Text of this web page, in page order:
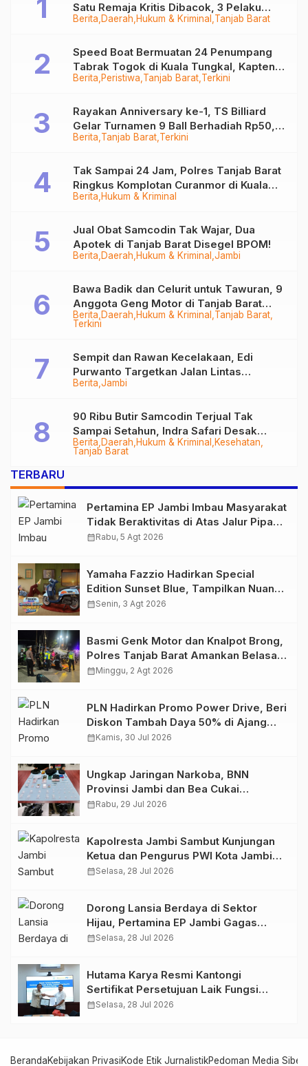
Berita Daerah Hukum & Kriminal Tanjab Barat
Satu Remaja Kritis Dibacok, 3 Pelaku
Ditangkap
Berita Peristiwa Tanjab Barat Terkini
Speed Boat Bermuatan 24 Penumpang
Tabrak Togok di Kuala Tungkal, Kapten
Sempat Hilang
Berita Tanjab Barat Terkini
Rayakan Anniversary ke-1, TS Billiard
Gelar Turnamen 9 Ball Berhadiah Rp50,8
Juta
Berita Hukum & Kriminal
Tak Sampai 24 Jam, Polres Tanjab Barat
Ringkus Komplotan Curanmor di Kuala
Tungkal
Berita Daerah Hukum & Kriminal Jambi
Jual Obat Samcodin Tak Wajar, Dua
Apotek di Tanjab Barat Disegel BPOM!
Berita Daerah Hukum & Kriminal Tanjab Barat
Terkini
Bawa Badik dan Celurit untuk Tawuran, 9
Anggota Geng Motor di Tanjab Barat
Diringkus
Berita Jambi
Sempit dan Rawan Kecelakaan, Edi
Purwanto Targetkan Jalan Lintas
Tungkal-Jambi Mulus di 2028
Berita Daerah Hukum & Kriminal
Kesehatan
Tanjab Barat
90 Ribu Butir Samcodin Terjual Tak
Sampai Setahun, Indra Safari Desak
Audit Menyeluruh
TERBARU
Pertamina EP Jambi Imbau Masyarakat
Tidak Beraktivitas di Atas Jalur Pipa
Migas Demi Keselamatan Bersama
calendar_monthRabu, 5 Agt 2026
Yamaha Fazzio Hadirkan Special
Edition Sunset Blue, Tampilkan Nuansa
Retro Summer yang Semakin Skena
calendar_monthSenin, 3 Agt 2026
Basmi Genk Motor dan Knalpot Brong,
Polres Tanjab Barat Amankan Belasan
Kendaraan
calendar_monthMinggu, 2 Agt 2026
PLN Hadirkan Promo Power Drive, Beri
Diskon Tambah Daya 50% di Ajang
GIIAS 2026
calendar_monthKamis, 30 Jul 2026
Ungkap Jaringan Narkoba, BNN
Provinsi Jambi dan Bea Cukai
Amankan Sembilan Pelaku beserta
calendar_monthRabu, 29 Jul 2026
Kapolresta Jambi Sambut Kunjungan
Ketua dan Pengurus PWI Kota Jambi
Perkuat Sinergi dan Kolaborasi
calendar_monthSelasa, 28 Jul 2026
Dorong Lansia Berdaya di Sektor
Hijau, Pertamina EP Jambi Gagas
Lansiapreneur Batik Eco-Print
calendar_monthSelasa, 28 Jul 2026
Hutama Karya Resmi Kantongi
Sertifikat Persetujuan Laik Fungsi
Struktur Jembatan Musi V Tol
calendar_monthSelasa, 28 Jul 2026
BerandaKebijakan PrivasiKode Etik JurnalistikPedoman Media Siber